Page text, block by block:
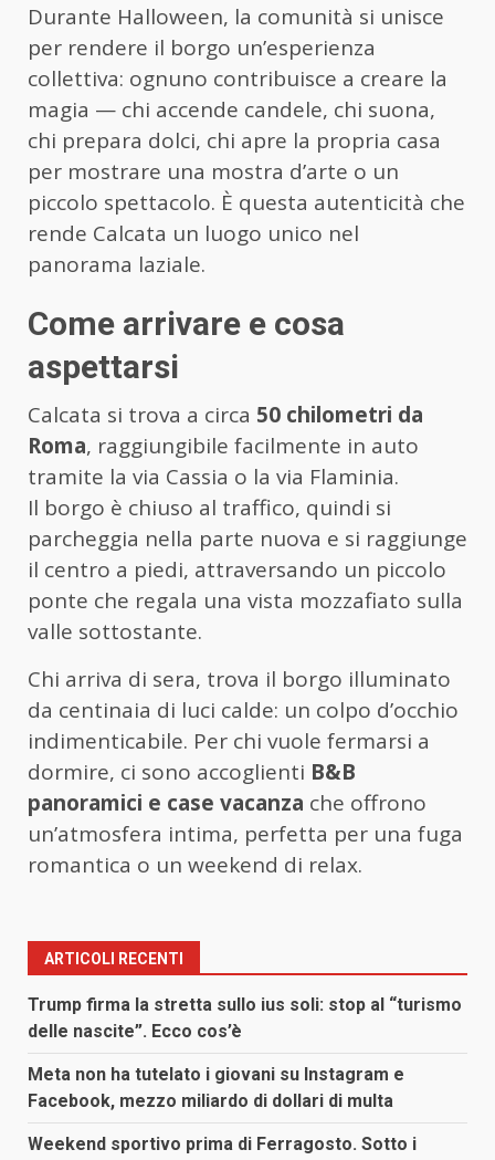
Durante Halloween, la comunità si unisce
per rendere il borgo un’esperienza
collettiva: ognuno contribuisce a creare la
magia — chi accende candele, chi suona,
chi prepara dolci, chi apre la propria casa
per mostrare una mostra d’arte o un
piccolo spettacolo. È questa autenticità che
rende Calcata un luogo unico nel
panorama laziale.
Come arrivare e cosa
aspettarsi
Calcata si trova a circa 50 chilometri da
Roma, raggiungibile facilmente in auto
tramite la via Cassia o la via Flaminia.
Il borgo è chiuso al traffico, quindi si
parcheggia nella parte nuova e si raggiunge
il centro a piedi, attraversando un piccolo
ponte che regala una vista mozzafiato sulla
valle sottostante.
Chi arriva di sera, trova il borgo illuminato
da centinaia di luci calde: un colpo d’occhio
indimenticabile. Per chi vuole fermarsi a
dormire, ci sono accoglienti B&B
panoramici e case vacanza che offrono
un’atmosfera intima, perfetta per una fuga
romantica o un weekend di relax.
ARTICOLI RECENTI
Trump firma la stretta sullo ius soli: stop al “turismo
delle nascite”. Ecco cos’è
Meta non ha tutelato i giovani su Instagram e
Facebook, mezzo miliardo di dollari di multa
Weekend sportivo prima di Ferragosto. Sotto i